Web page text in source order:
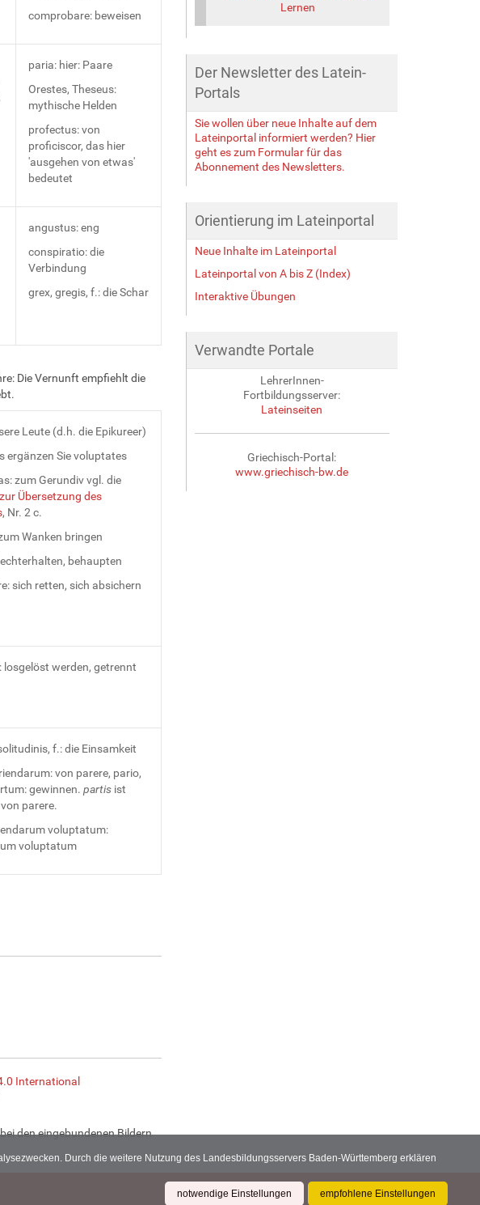
Durch die weitere Nutzung des Landesbildungsservers Baden-Württemberg erklären
notwendige Einstellungen
empfohlene Einstellungen
comprobare: beweisen
paria: hier: Paare
Orestes, Theseus:
mythische Helden
profectus: von
proficiscor, das hier
'ausgehen von etwas'
bedeutet
angustus: eng
conspiratio: die
Verbindung
grex, gregis, f.: die Schar
Die Vernunft empfiehlt die
Leute (d.h. die Epikureer)
ergänzen Sie voluptates
zum Gerundiv vgl. die
Übersetzung des
, Nr. 2 c.
Wanken bringen
behaupten
sich retten, sich absichern
losgelöst werden, getrennt
f.: die Einsamkeit
von parere, pario,
gewinnen. partisist
parere.
voluptatum:
voluptatum
International
den eingebundenen Bildern
Lernen
Der Newsletter des Latein-
Portals
Sie wollen über neue Inhalte auf dem
Lateinportal informiert werden? Hier
geht es zum Formular für das
Abonnement des Newsletters.
Orientierung im Lateinportal
Neue Inhalte im Lateinportal
Lateinportal von A bis Z (Index)
Interaktive Übungen
Verwandte Portale
LehrerInnen-
Fortbildungsserver:
Lateinseiten
Griechisch-Portal:
www.griechisch-bw.de